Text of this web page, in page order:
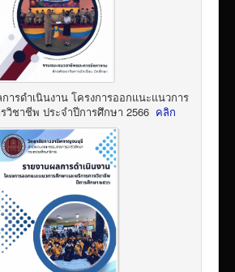
การดำเนินงาน โครงการออกแนะแนวการ
วิชาชีพ ประจำปีการศึกษา 2566 คลิก